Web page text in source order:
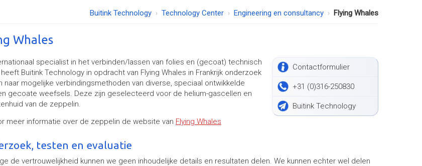
Buitink Technology Technology Center Engineering en consultancy Flying Whales
Whales
Contactformulier
+31 (0)316-250830
Buitink Technology
specialist in het verbinden/lassen van folies en (gecoat) technisch
Buitink Technology in opdracht van Flying Whales in Frankrijk onderzoek
naar mogelijke verbindingsmethoden van diverse, speciaal ontwikkelde
gecoate weefsels. Deze zijn geselecteerd voor de helium-gascellen en
van de zeppelin.
meer informatie over de zeppelin de website van Flying Whales
testen en evaluatie
de vertrouwelijkheid kunnen we geen inhoudelijke details en resultaten delen. We kunnen echter wel delen